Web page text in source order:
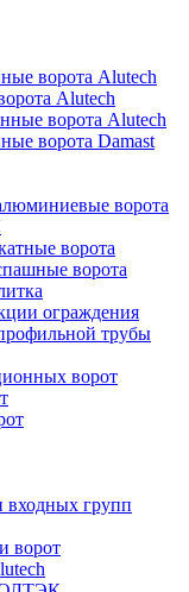
ворота Alutech
Alutech
ворота Alutech
ворота Damast
ворота
ворота
ворота
ограждения
трубы
ворот
входных групп
ворот